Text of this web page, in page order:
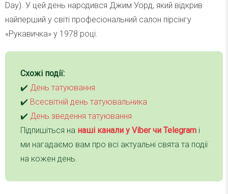
Day). У цей день народився Джим Уорд, який відкрив
найперший у світі професіональний салон пірсінгу
«Рукавичка» у 1978 році.
Схожі події:
✔️ День татуювання
✔️ Всесвітній день татуювальника
✔️ День зведення татуювання
Підпишіться на наші канали у Viber чи Telegram і
ми нагадаємо вам про всі актуальні свята та події
на кожен день.